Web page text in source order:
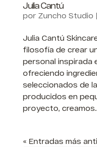
Julia Cantú
por Zuncho Studio |
Julia Cantú
filosofía de crear
personal inspirada
ofreciendo
seleccionados de
producidos en
proyecto,
« Entradas más